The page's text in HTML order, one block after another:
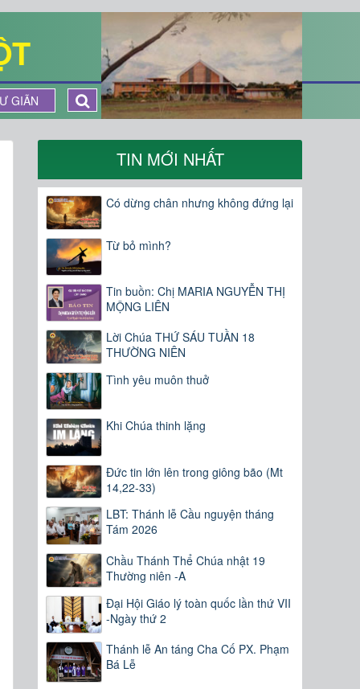
GIÃN
TIN MỚI NHẤT
Có dừng chân nhưng không đứng lại
Từ bỏ mình?
Tin buồn: Chị MARIA NGUYỄN THỊ
MỘNG LIÊN
Lời Chúa THỨ SÁU TUẦN 18
THƯỜNG NIÊN
Tình yêu muôn thuở
Khi Chúa thinh lặng
Đức tin lớn lên trong giông bão (Mt
14,22-33)
LBT: Thánh lễ Cầu nguyện tháng
Tám 2026
Chầu Thánh Thể Chúa nhật 19
Thường niên -A
Đại Hội Giáo lý toàn quốc lần thứ VII
-Ngày thứ 2
Thánh lễ An táng Cha Cố PX. Phạm
Bá Lễ